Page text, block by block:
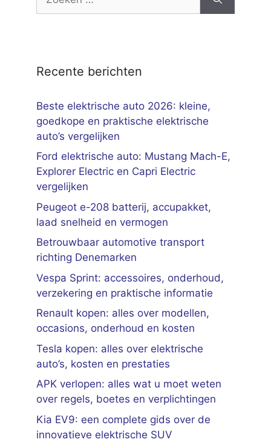
naar:
Recente berichten
Beste elektrische auto 2026: kleine,
goedkope en praktische elektrische
auto’s vergelijken
Ford elektrische auto: Mustang Mach-E,
Explorer Electric en Capri Electric
vergelijken
Peugeot e-208 batterij, accupakket,
laad snelheid en vermogen
Betrouwbaar automotive transport
richting Denemarken
Vespa Sprint: accessoires, onderhoud,
verzekering en praktische informatie
Renault kopen: alles over modellen,
occasions, onderhoud en kosten
Tesla kopen: alles over elektrische
auto’s, kosten en prestaties
APK verlopen: alles wat u moet weten
over regels, boetes en verplichtingen
Kia EV9: een complete gids over de
innovatieve elektrische SUV